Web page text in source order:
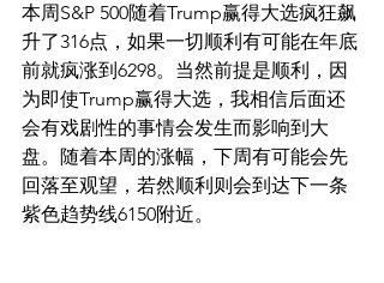
本周S&P 500随着Trump赢得大选疯狂飙
升了316点，如果一切顺利有可能在年底
前就疯涨到6298。当然前提是顺利，因
为即使Trump赢得大选，我相信后面还
会有戏剧性的事情会发生而影响到大
盘。随着本周的涨幅，下周有可能会先
回落至观望，若然顺利则会到达下一条
紫色趋势线6150附近。